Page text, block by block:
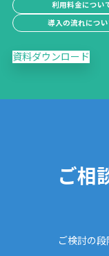
利用料金につい
導入の流れにつ
資料ダウンロード
ご相
ご検討の段